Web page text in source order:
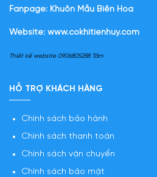
Fanpage: Khuôn Mẫu Biên Hòa
Website: www.cokhitienhuy.com
Thiết kế website 0906805288 Tâm
HỖ TRỢ KHÁCH HÀNG
Chính sách bảo hành
Chính sách thanh toán
Chính sách vận chuyển
Chính sách bảo mật